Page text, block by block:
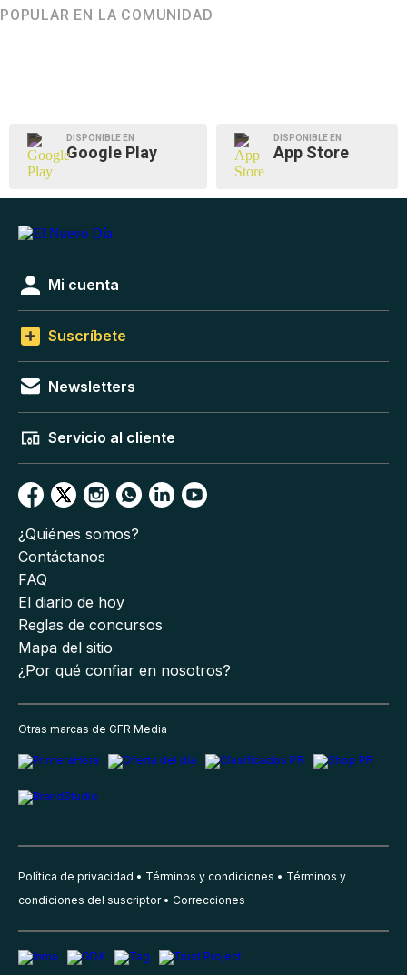
POPULAR EN LA COMUNIDAD
DISPONIBLE EN
Google Play
DISPONIBLE EN
App Store
Mi cuenta
Suscríbete
Newsletters
Servicio al cliente
¿Quiénes somos?
Contáctanos
FAQ
El diario de hoy
Reglas de concursos
Mapa del sitio
¿Por qué confiar en nosotros?
Otras marcas de GFR Media
Política de privacidad Términos y condiciones
Términos y
condiciones del suscriptor
Correcciones